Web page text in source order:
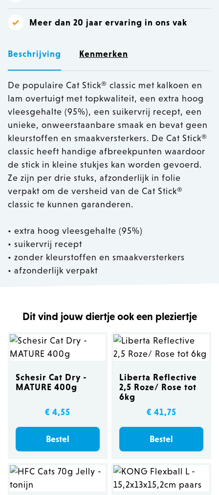
Meer dan 20 jaar ervaring in ons vak
Beschrijving Kenmerken
De populaire Cat Stick® classic met kalkoen en
lam overtuigt met topkwaliteit, een extra hoog
vleesgehalte (95%), een suikervrij recept, een
unieke, onweerstaanbare smaak en bevat geen
kleurstoffen en smaakversterkers. De Cat Stick®
classic heeft handige afbreekpunten waardoor
de stick in kleine stukjes kan worden gevoerd.
Ze zijn per drie stuks, afzonderlijk in folie
verpakt om de versheid van de Cat Stick®
classic te kunnen garanderen.
• extra hoog vleesgehalte (95%)
• suikervrij recept
• zonder kleurstoffen en smaakversterkers
• afzonderlijk verpakt
Dit vind jouw diertje ook een pleziertje
Schesir Cat Dry -
MATURE 400g
€ 4,55
Bestel
Liberta Reflective
2,5 Roze/ Rose tot
6kg
€ 41,75
Bestel